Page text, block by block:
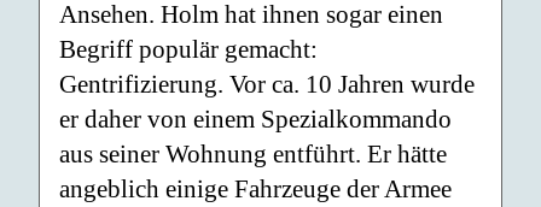
Ansehen. Holm hat ihnen sogar einen
Begriff populär gemacht:
Gentrifizierung. Vor ca. 10 Jahren wurde
er daher von einem Spezialkommando
aus seiner Wohnung entführt. Er hätte
angeblich einige Fahrzeuge der Armee